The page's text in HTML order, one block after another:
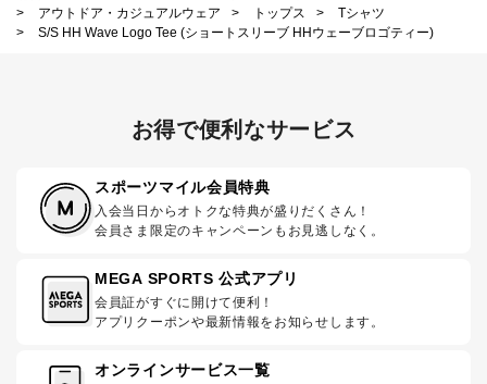
>
アウトドア・カジュアルウェア > トップス >
Tシャツ
>
S/S HH Wave Logo Tee (ショートスリーブ HHウェーブロゴティー)
お得で便利なサービス
スポーツマイル会員特典
入会当日からオトクな特典が盛りだくさん！
会員さま限定のキャンペーンもお見逃しなく。
MEGA SPORTS 公式アプリ
会員証がすぐに開けて便利！
アプリクーポンや最新情報をお知らせします。
オンラインサービス一覧